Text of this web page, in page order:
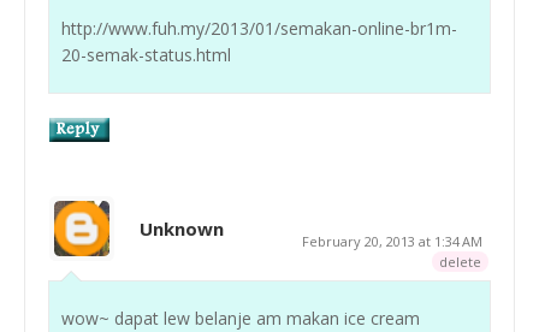
http://www.fuh.my/2013/01/semakan-online-br1m-
20-semak-status.html
Unknown
February 20, 2013 at 1:34 AM
delete
wow~ dapat lew belanje am makan ice cream